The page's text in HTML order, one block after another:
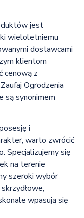
jest
wieloletniemu
dostawcami
klientom
cenową z
Ogrodzenia
są synonimem
i
warto zwrócić
Specjalizujemy się
na terenie
szeroki wybór
wpasują się